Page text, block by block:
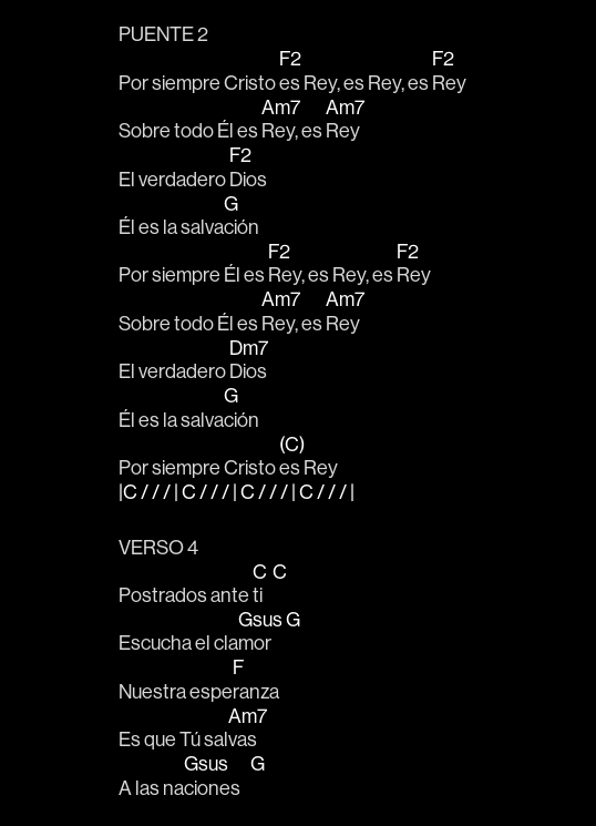
PUENTE 2
Por siempre Cristo
F2
es Rey, es Rey, es
F2
Rey
Sobre todo Él es
Am7
Rey, es
Am7
Rey
El verdadero
F2
Dios
Él es la salva
G
ción
Por siempre Él es
F2
Rey, es Rey, es
F2
Rey
Sobre todo Él es
Am7
Rey, es
Am7
Rey
El verdadero
Dm7
Dios
Él es la salva
G
ción
Por siempre Cristo
(C)
es Rey
|C / / / | C / / / | C / / / | C / / / |
VERSO 4
Postrados ante
C
ti
C
Escucha el cla
Gsus
mor
G
Nuestra espe
F
ranza
Es que Tú sal
Am7
vas
A las na
Gsus
ciones
G